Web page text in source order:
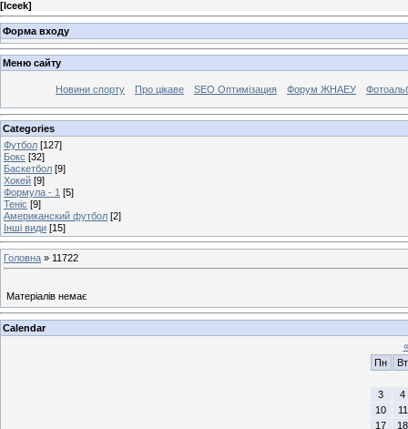
[Iceek]
Форма входу
Меню сайту
Новини спорту Про цікаве SEO Оптимізация Форум ЖНАЕУ
Categories
Футбол [127]
Бокс [32]
Баскетбол [9]
Хокей [9]
Формула - 1 [5]
Теніс [9]
Американский футбол [2]
Інші види [15]
Головна » 11722
Матеріалів немає
Calendar
«
Пн
Вт
3
4
10
11
17
18